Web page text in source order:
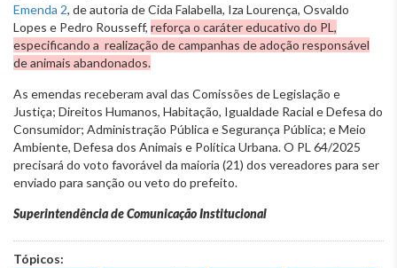
Emenda 2, de autoria de Cida Falabella, Iza Lourença, Osvaldo
Lopes e Pedro Rousseff, reforça o caráter educativo do PL,
especificando a realização de campanhas de adoção responsável
de animais abandonados.
As emendas receberam aval das Comissões de Legislação e
Justiça; Direitos Humanos, Habitação, Igualdade Racial e Defesa do
Consumidor; Administração Pública e Segurança Pública; e Meio
Ambiente, Defesa dos Animais e Política Urbana. O PL 64/2025
precisará do voto favorável da maioria (21) dos vereadores para ser
enviado para sanção ou veto do prefeito.
Superintendência de Comunicação Institucional
Tópicos: